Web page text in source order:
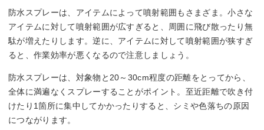
防水スプレーは、アイテムによって噴射範囲もさまざま。小さな
アイテムに対して噴射範囲が広すぎると、周囲に飛び散ったり無
駄が増えたりします。逆に、アイテムに対して噴射範囲が狭すぎ
ると、作業効率が悪くなるので注意しましょう。
防水スプレーは、対象物と20～30cm程度の距離をとってから、
全体に満遍なくスプレーすることがポイント。至近距離で吹き付
けたり1箇所に集中してかかったりすると、シミや色落ちの原因
につながります。